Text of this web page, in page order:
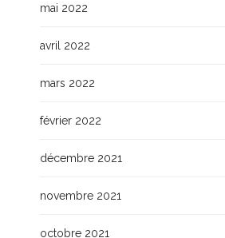
mai 2022
avril 2022
mars 2022
février 2022
décembre 2021
novembre 2021
octobre 2021